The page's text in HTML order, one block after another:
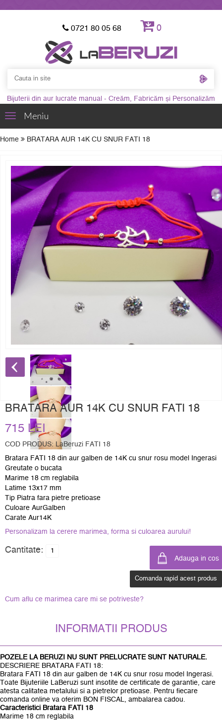
0721 80 05 68 0
Bijuterii din aur lucrate manual - Creăm, Fabricăm și Personalizăm
ToggleMeniu
Home BRATARA AUR 14K CU SNUR FATI 18
BRATARA AUR 14K CU SNUR FATI 18
715 LEI
COD PRODUS: LaBeruzi FATI 18
Bratara FATI 18 din aur galben de 14K cu snur rosu model Ingerasi
Greutate o bucata
Marime 18 cm reglabila
Latime 13x17 mm
Tip Piatra fara pietre pretioase
Culoare AurGalben
Carate Aur14K
Personalizam la cerere marimea, forma si culoarea aurului!
Cantitate:
Comanda rapid acest produs
Cum aflu ce marimea care mi se potriveste?
INFORMATII PRODUS
POZELE LA BERUZI NU SUNT PRELUCRATE SUNT NATURALE.
DESCRIERE BRATARA FATI 18:
Bratara FATI 18 din aur galben de 14K cu snur rosu model Ingerasi.
Toate Bijuteriile LaBeruzi sunt insotite de certificate de garantie, care
atesta calitatea metalului si a pietrelor pretioase. Pentru fiecare
comanda online va oferim BON FISCAL, ambalarea cadou.
Caracteristici Bratara FATI 18
Marime 18 cm reglabila